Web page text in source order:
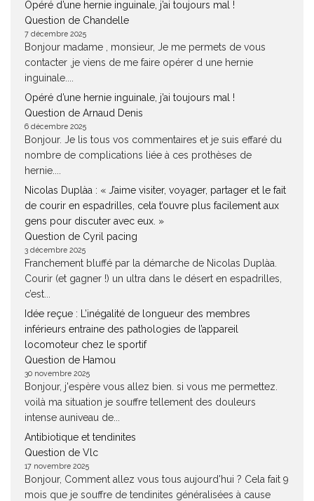
Opéré d’une hernie inguinale, j’ai toujours mal !
Question de Chandelle
7 décembre 2025
Bonjour madame , monsieur, Je me permets de vous
contacter ,je viens de me faire opérer d une hernie
inguinale....
Opéré d’une hernie inguinale, j’ai toujours mal !
Question de Arnaud Denis
6 décembre 2025
Bonjour. Je lis tous vos commentaires et je suis effaré du
nombre de complications liée à ces prothèses de
hernie....
Nicolas Duplàa : « J’aime visiter, voyager, partager et le fait
de courir en espadrilles, cela t’ouvre plus facilement aux
gens pour discuter avec eux. »
Question de Cyril pacing
3 décembre 2025
Franchement bluffé par la démarche de Nicolas Duplàa.
Courir (et gagner !) un ultra dans le désert en espadrilles,
c’est...
Idée reçue : L’inégalité de longueur des membres
inférieurs entraine des pathologies de l’appareil
locomoteur chez le sportif
Question de Hamou
30 novembre 2025
Bonjour, j'espère vous allez bien. si vous me permettez.
voilà ma situation je souffre tellement des douleurs
intense auniveau de...
Antibiotique et tendinites
Question de Vlc
17 novembre 2025
Bonjour, Comment allez vous tous aujourd'hui ? Cela fait 9
mois que je souffre de tendinites généralisées à cause